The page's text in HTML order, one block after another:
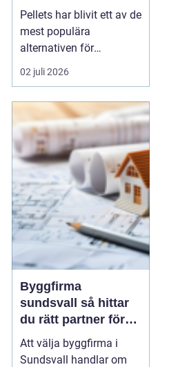
värme med pellets
Pellets har blivit ett av de
mest populära
alternativen för
husägare som vill
kombinera låga
med ett mer hållbart val.
I centrum står själva
pelletsbrännaren, där
konstruktion och
styrning avgör hur
mycket energi som
faktiskt ha...
02 juli 2026
Byggfirma
sundsvall så hittar
du rätt partner för
ditt projekt
Att välja byggfirma i
Sundsvall handlar om